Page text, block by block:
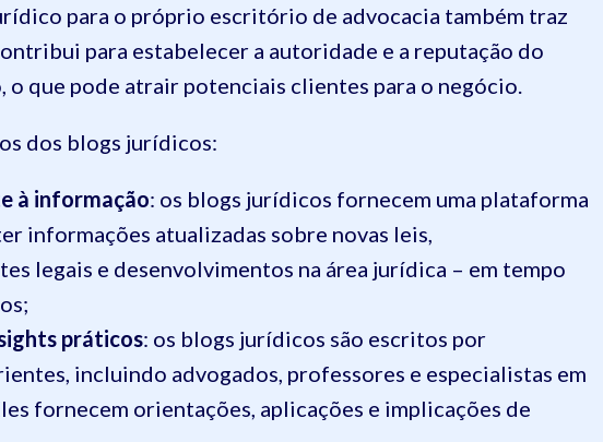
para o próprio escritório de advocacia também traz
para estabelecer a autoridade e a reputação do
que pode atrair potenciais clientes para o negócio.
dos blogs jurídicos:
à informação: os blogs jurídicos fornecem uma plataforma
informações atualizadas sobre novas leis,
legais e desenvolvimentos na área jurídica – em tempo
práticos: os blogs jurídicos são escritos por
incluindo advogados, professores e especialistas em
fornecem orientações, aplicações e implicações de